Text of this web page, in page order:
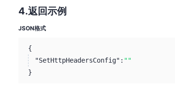
返回示例
JSON格式
{
"SetHttpHeadersConfig": ""
}